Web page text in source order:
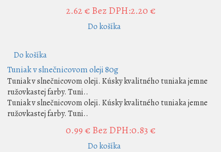
2.62 € Bez DPH:2.20 €
Do košíka
Do košíka
Tuniak v slnečnicovom oleji 80g
Tuniak v slnečnicovom oleji. Kúsky kvalitného tuniaka jemne
ružovkastej farby. Tuni..
Tuniak v slnečnicovom oleji. Kúsky kvalitného tuniaka jemne
ružovkastej farby. Tuni..
0.99 €Bez DPH:0.83 €
Do košíka